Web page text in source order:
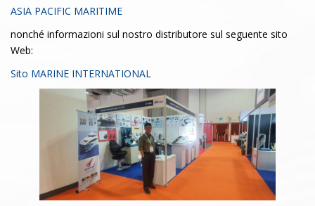
ASIA PACIFIC MARITIME
nonché informazioni sul nostro distributore sul seguente sito
Web:
Sito MARINE INTERNATIONAL